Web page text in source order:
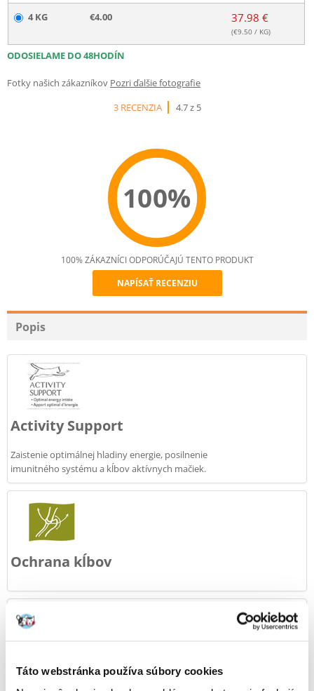
Táto webstránka používa súbory cookies
4 KG €4.00 37.98 €
(€9.50 / KG)
ODOSIELAME DO 48HODÍN
Fotky našich zákazníkov Pozri ďalšie fotografie
3 RECENZIA
4.7 z 5
100%
Recommend
100% ZÁKAZNÍCI ODPORÚČAJÚ TENTO PRODUKT
NAPÍSAŤ RECENZIU
Popis
Activity Support
Zaistenie optimálnej hladiny energie, posilnenie
imunitného systému a kĺbov aktívnych mačiek.
Ochrana kĺbov
Silný imunitný systém